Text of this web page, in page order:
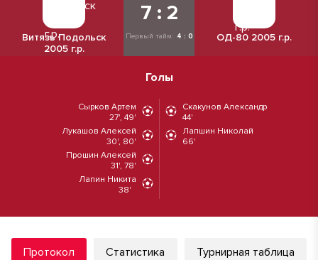
Витязь Подольск
2005 г.р.
7 : 2
Первый тайм: 4 : 0 ОД-80 2005 г.р.
Голы
Сырков Артем
27', 49'
Лукашов Алексей
30', 80'
Прошин Алексей
31', 78'
Лапин Никита
38'
Скакунов Александр
44'
Лапшин Николай
66'
Протокол Статистика Турнирная таблица